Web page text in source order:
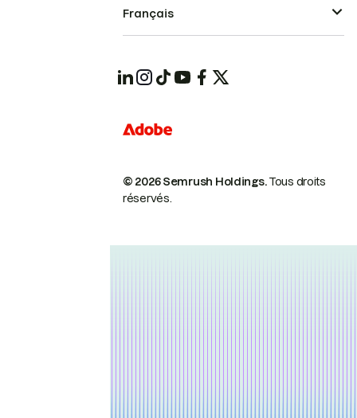
© 2026 Semrush Holdings.Tous droits
réservés.
Français